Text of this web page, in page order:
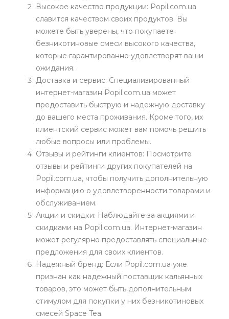
Высокое качество продукции: Popil.com.ua
славится качеством своих продуктов. Вы
можете быть уверены, что покупаете
безникотиновые смеси высокого качества,
которые гарантированно удовлетворят ваши
ожидания.
Доставка и сервис: Специализированный
интернет-магазин Popil.com.ua может
предоставить быструю и надежную доставку
до вашего места проживания. Кроме того, их
клиентский сервис может вам помочь решить
любые вопросы или проблемы.
Отзывы и рейтинги клиентов: Посмотрите
отзывы и рейтинги других покупателей на
Popil.com.ua, чтобы получить дополнительную
информацию о удовлетворенности товарами и
обслуживанием.
Акции и скидки: Наблюдайте за акциями и
скидками на Popil.com.ua. Интернет-магазин
может регулярно предоставлять специальные
предложения для своих клиентов.
Надежный бренд: Если Popil.com.ua уже
признан как надежный поставщик кальянных
товаров, это может быть дополнительным
стимулом для покупки у них безникотиновых
смесей Space Tea.